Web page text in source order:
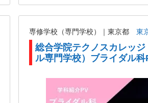
専修学校（専門学校）｜東京都 東
総合学院テクノスカレッ
ル専門学校）ブライダル科